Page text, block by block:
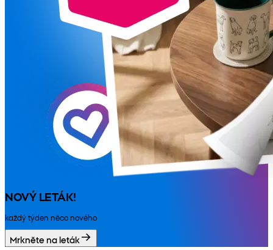
NOVÝ LETÁK!
každý týden něco nového
Mrkněte na leták